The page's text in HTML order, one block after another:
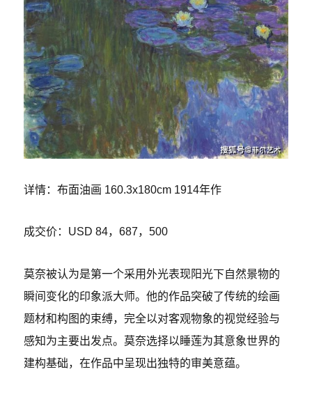
详情：布面油画 160.3x180cm 1914年作
成交价：USD 84，687，500
莫奈被认为是第一个采用外光表现阳光下自然景物的
瞬间变化的印象派大师。他的作品突破了传统的绘画
题材和构图的束缚，完全以对客观物象的视觉经验与
感知为主要出发点。莫奈选择以睡莲为其意象世界的
建构基础，在作品中呈现出独特的审美意蕴。